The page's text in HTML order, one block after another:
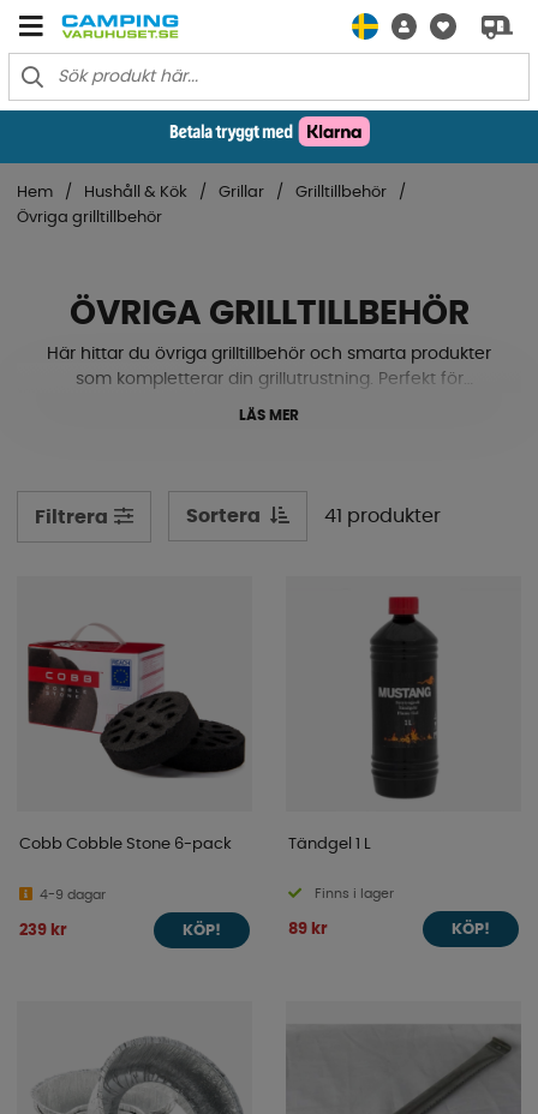
Hem Hushåll & Kök Grillar
Grilltillbehör
Övriga grilltillbehör
ÖVRIGA GRILLTILLBEHÖR
Här hittar du övriga grilltillbehör och smarta produkter
som kompletterar din grillutrustning. Perfekt för
specialtillbehör, reservdelar och praktiska grillprodukter.
LÄS MER
Filtrera Sortera 41 produkter
Cobb Cobble Stone 6-pack
4-9 dagar
239 kr KÖP!
Tändgel 1 L
Finns i lager
89 kr KÖP!